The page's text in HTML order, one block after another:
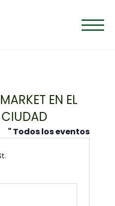
EN EL
" Todos los eventos